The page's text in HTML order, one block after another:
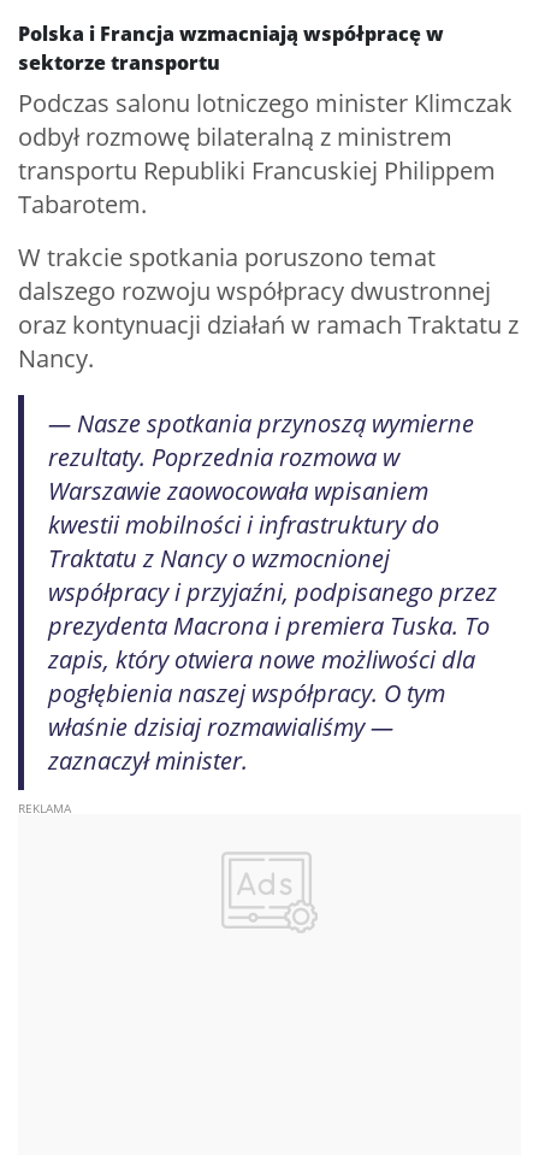
Polska i Francja wzmacniają współpracę w
sektorze transportu
Podczas salonu lotniczego minister Klimczak
odbył rozmowę bilateralną z ministrem
transportu Republiki Francuskiej Philippem
Tabarotem.
W trakcie spotkania poruszono temat
dalszego rozwoju współpracy dwustronnej
oraz kontynuacji działań w ramach Traktatu z
Nancy.
— Nasze spotkania przynoszą wymierne
rezultaty. Poprzednia rozmowa w
Warszawie zaowocowała wpisaniem
kwestii mobilności i infrastruktury do
Traktatu z Nancy o wzmocnionej
współpracy i przyjaźni, podpisanego przez
prezydenta Macrona i premiera Tuska. To
zapis, który otwiera nowe możliwości dla
pogłębienia naszej współpracy. O tym
właśnie dzisiaj rozmawialiśmy —
zaznaczył minister.